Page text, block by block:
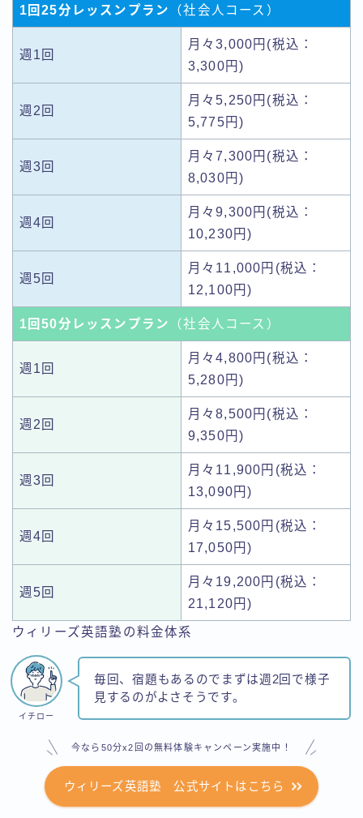
1回25分レッスンプラン （社会人コース）
週1回
月々3,000円(税込：
3,300円)
週2回
月々5,250円(税込：
5,775円)
週3回
月々7,300円(税込：
8,030円)
週4回
月々9,300円(税込：
10,230円)
週5回
月々11,000円(税込：
12,100円)
1回50分レッスンプラン （社会人コース）
週1回
月々4,800円(税込：
5,280円)
週2回
月々8,500円(税込：
9,350円)
週3回
月々11,900円(税込：
13,090円)
週4回
月々15,500円(税込：
17,050円)
週5回
月々19,200円(税込：
21,120円)
ウィリーズ英語塾の料金体系
イチロー
毎回、宿題もあるのでまずは週2回で様子
見するのがよさそうです。
今なら50分x2回の無料体験キャンペーン実施中！
ウィリーズ英語塾 公式サイトはこちら